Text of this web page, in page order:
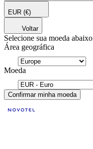
EUR (€)
Voltar
Selecione sua moeda abaixo
Área geográfica
Moeda
Confirmar minha moeda